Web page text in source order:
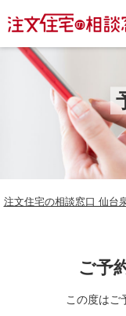
注文住宅の相談窓口 仙台
ご予
この度はご